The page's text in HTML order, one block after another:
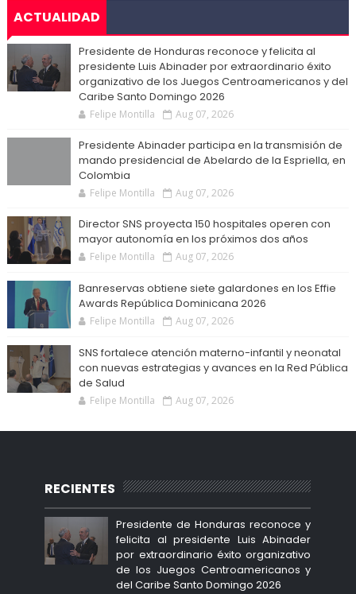
ACTUALIDAD
Presidente de Honduras reconoce y felicita al
presidente Luis Abinader por extraordinario éxito
organizativo de los Juegos Centroamericanos y del
Caribe Santo Domingo 2026
Felipe Montilla Aug 07, 2026
Presidente Abinader participa en la transmisión de
mando presidencial de Abelardo de la Espriella, en
Colombia
Felipe Montilla Aug 07, 2026
Director SNS proyecta 150 hospitales operen con
mayor autonomía en los próximos dos años
Felipe Montilla Aug 07, 2026
Banreservas obtiene siete galardones en los Effie
Awards República Dominicana 2026
Felipe Montilla Aug 07, 2026
SNS fortalece atención materno-infantil y neonatal
con nuevas estrategias y avances en la Red Pública
de Salud
Felipe Montilla Aug 07, 2026
RECIENTES
Presidente de Honduras reconoce y
felicita al presidente Luis Abinader
por extraordinario éxito organizativo
de los Juegos Centroamericanos y
del Caribe Santo Domingo 2026